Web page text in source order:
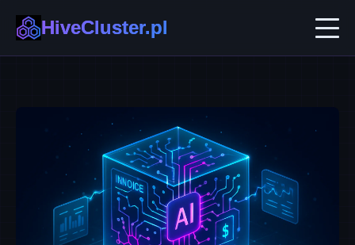
HiveCluster.pl
Automatyzacja i No-code
Ekosystemy B2B
Technologie Przyszłości